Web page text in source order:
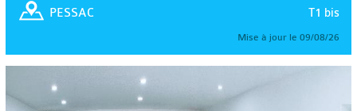
T1 bis
PESSAC
Mise à jour le 09/08/26